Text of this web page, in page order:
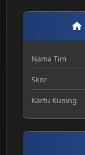
Nama Tim
Skor
Kartu Kuning